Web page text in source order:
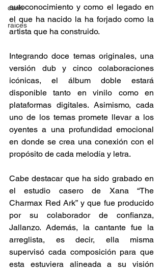
cann
raices
autoconocimiento y como el legado en
el que ha nacido la ha forjado como la
artista que ha construido.
Integrando doce temas originales, una
versión dub y cinco colaboraciones
icónicas, el álbum doble estará
disponible tanto en vinilo como en
plataformas digitales. Asimismo, cada
uno de los temas promete llevar a los
oyentes a una profundidad emocional
en donde se crea una conexión con el
propósito de cada melodía y letra.
Cabe destacar que ha sido grabado en
el estudio casero de Xana “The
Charmax Red Ark” y que fue producido
por su colaborador de confianza,
Jallanzo. Además, la cantante fue la
arreglista, es decir, ella misma
supervisó cada composición para que
esta estuviera alineada a su visión